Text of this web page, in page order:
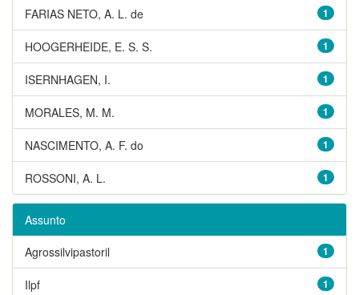
1
FARIAS NETO, A. L. de
1
HOOGERHEIDE, E. S. S.
1
ISERNHAGEN, I.
1
MORALES, M. M.
1
NASCIMENTO, A. F. do
1
ROSSONI, A. L.
Assunto
1
Agrossilvipastoril
1
Ilpf